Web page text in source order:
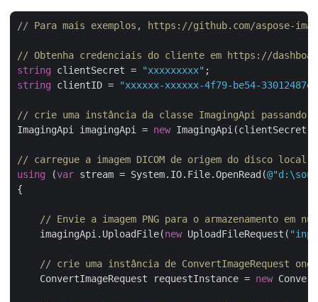
// Para mais exemplos, https://github.com/aspose-
// Obtenha credenciais do cliente em https://
string clientSecret = "xxxxxxxxx"
string clientID = "xxxxxx-xxxxxx-4f79-be54-
// crie uma instância da classe ImagingApi passando
ImagingApi imagingApi = new
// carregue a imagem DICOM de origem do disco local
using (var stream = System.IO.File.OpenRead(
{
// Envie a imagem PNG para o armazenamento em
    imagingApi.UploadFile(
new UploadFileRequest(
// crie uma instância de ConvertImageRequest
    ConvertImageRequest requestInstance =
new